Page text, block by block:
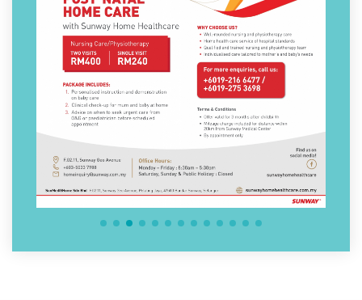
产后护理